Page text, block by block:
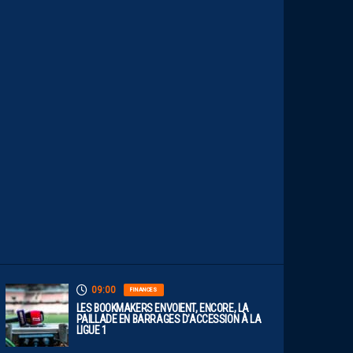
09:00 FINANCES
LES BOOKMAKERS ENVOIENT, ENCORE, LA
PAILLADE EN BARRAGES D’ACCESSION À LA
LIGUE 1